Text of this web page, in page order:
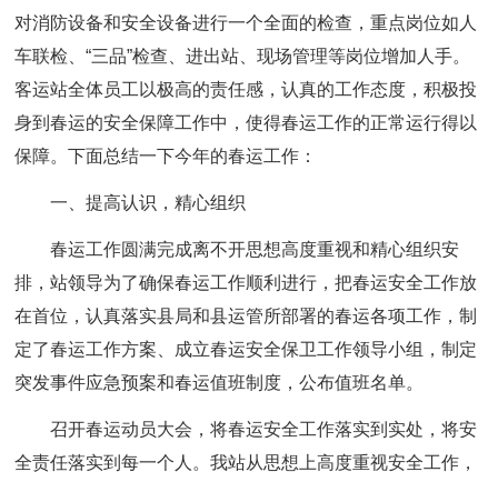
对消防设备和安全设备进行一个全面的检查，重点岗位如人
车联检、“三品”检查、进出站、现场管理等岗位增加人手。
客运站全体员工以极高的责任感，认真的工作态度，积极投
身到春运的安全保障工作中，使得春运工作的正常运行得以
保障。下面总结一下今年的春运工作：
一、提高认识，精心组织
春运工作圆满完成离不开思想高度重视和精心组织安
排，站领导为了确保春运工作顺利进行，把春运安全工作放
在首位，认真落实县局和县运管所部署的春运各项工作，制
定了春运工作方案、成立春运安全保卫工作领导小组，制定
突发事件应急预案和春运值班制度，公布值班名单。
召开春运动员大会，将春运安全工作落实到实处，将安
全责任落实到每一个人。我站从思想上高度重视安全工作，